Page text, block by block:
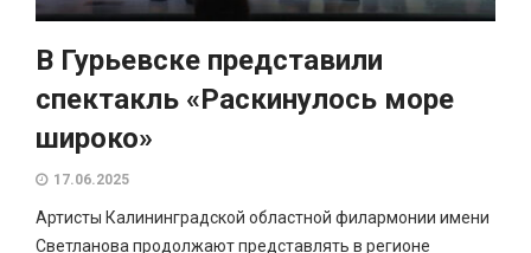
В Гурьевске представили
спектакль «Раскинулось море
широко»
17.06.2025
Артисты Калининградской областной филармонии имени
Светланова продолжают представлять в регионе